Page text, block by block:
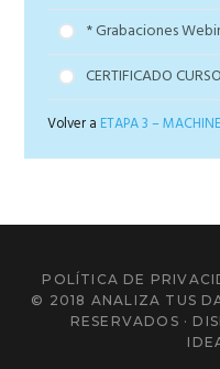
Practica con
Creando
* Grabaciones
CERTIFICADO
Volver a ETAPA 3 –
POLÍTICA DE
© 2018 ANALIZA TUS
RESERVADOS ·